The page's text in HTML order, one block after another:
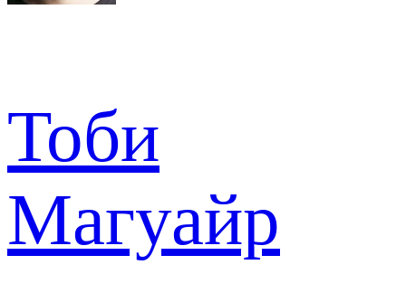
Тоби
Магуайр